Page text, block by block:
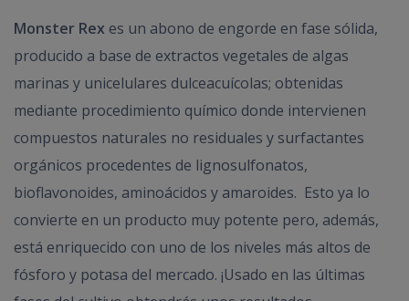
Monster Rex es un abono de engorde en fase sólida,
producido a base de extractos vegetales de algas
marinas y unicelulares dulceacuícolas; obtenidas
mediante procedimiento químico donde intervienen
compuestos naturales no residuales y surfactantes
orgánicos procedentes de lignosulfonatos,
bioflavonoides, aminoácidos y amaroides. Esto ya lo
convierte en un producto muy potente pero, además,
está enriquecido con uno de los niveles más altos de
fósforo y potasa del mercado. ¡Usado en las últimas